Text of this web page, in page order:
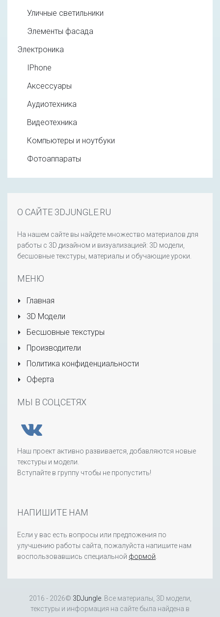
Уличные светильники
Элементы фасада
Электроника
IPhone
Аксессуары
Аудиотехника
Видеотехника
Компьютеры и ноутбуки
Фотоаппараты
О САЙТЕ 3DJUNGLE.RU
На нашем сайте вы найдете множество материалов для
работы с 3D дизайном и визуализацией: 3D модели,
бесшовные текстуры, материалы и обучающие уроки.
МЕНЮ
Главная
3D Модели
Бесшовные текстуры
Производители
Политика конфиденциальности
Оферта
МЫ В СОЦСЕТЯХ
Наш проект активно развивается, добавляются новые
текстуры и модели.
Вступайте в группу чтобы не пропустить!
НАПИШИТЕ НАМ
Если у вас есть вопросы или предложения по
улучшению работы сайта, пожалуйста напишите нам
воспользовавшись специальной формой
2016 - 2026© 3DJungle. Все материалы, 3D модели,
текстуры и информация на сайте была найдена в